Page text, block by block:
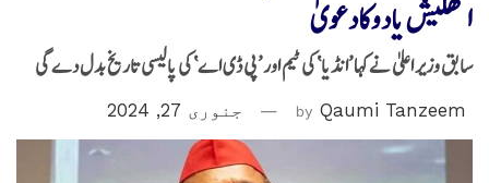
اکھلیش یادوکادعویٰ
سابق وزیر اعلیٰ نےکہا ’انڈیا‘ کی ٹیم اور ’پی ڈی اے‘ کی پالیسی تاریخ بدل دے گی
by Qaumi Tanzeem جنوری 27, 2024